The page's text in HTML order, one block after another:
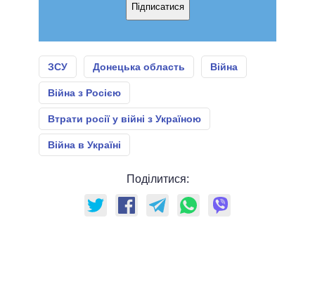
Підписатися
ЗСУ Донецька область Війна
Війна з Росією
Втрати росії у війні з Україною
Війна в Україні
Поділитися: